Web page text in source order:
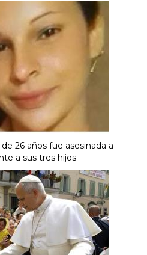
26 años fue asesinada a
a sus tres hijos